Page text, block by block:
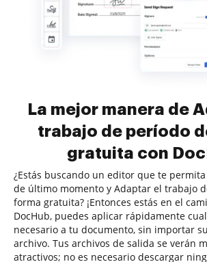
La mejor manera de
trabajo de período
gratuita con
¿Estás buscando un editor que te
de último momento y Adaptar el trabajo
forma gratuita? ¡Entonces estás en el
DocHub, puedes aplicar rápidamente
necesario a tu documento, sin importar
archivo. Tus archivos de salida se verán
atractivos; no es necesario descargar